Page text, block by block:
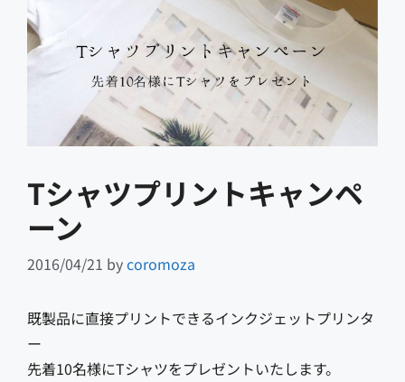
Tシャツプリントキャンペ
ーン
2016/04/21 bycoromoza
既製品に直接プリントできるインクジェットプリンタ
ー
先着10名様にTシャツをプレゼントいたします。